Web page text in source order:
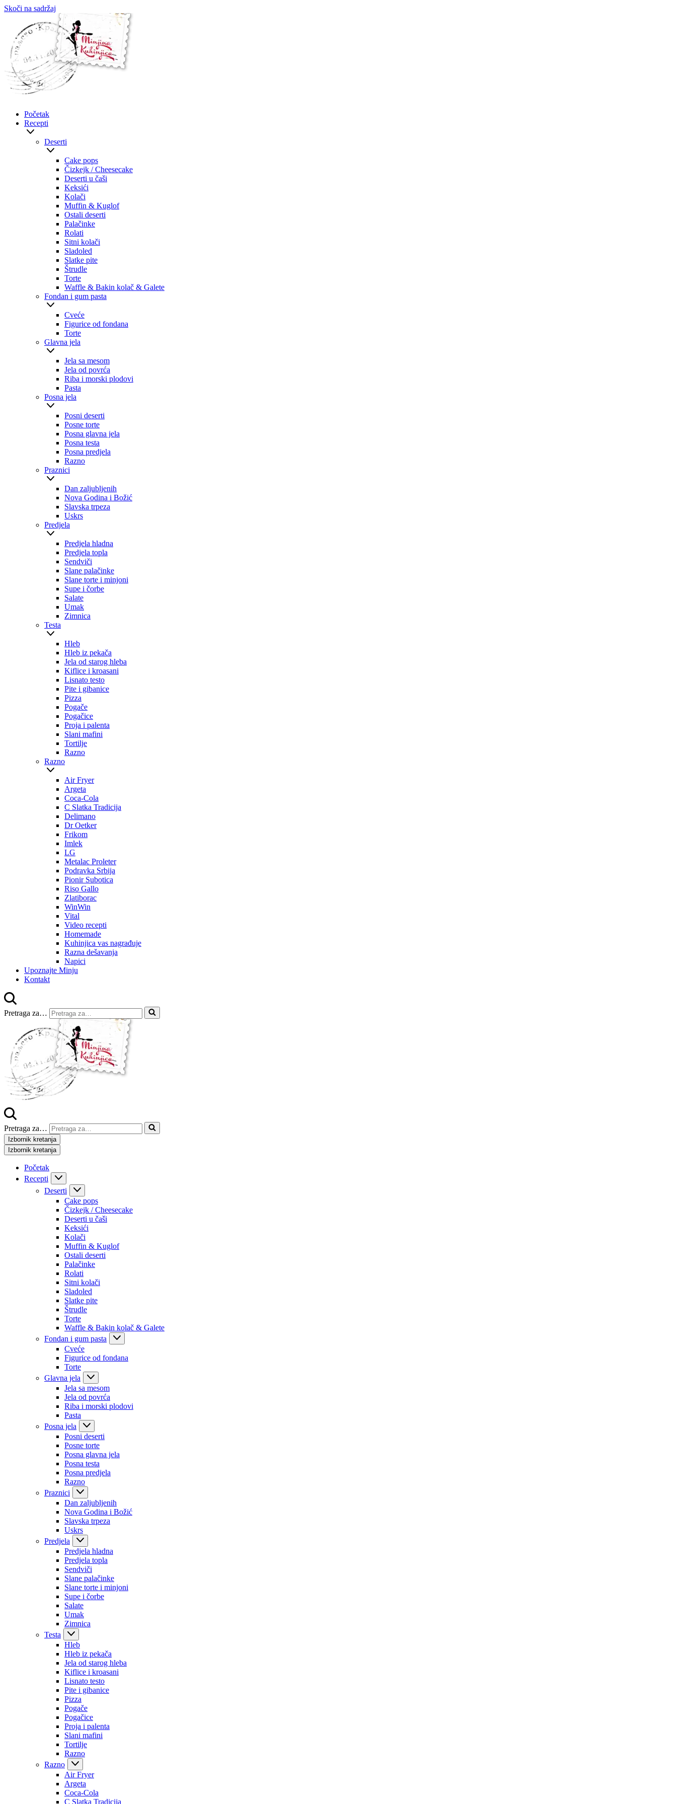
Skoči na sadržaj
Početak
Recepti
Deserti
Cake pops
Čizkejk / Cheesecake
Deserti u čaši
Keksići
Kolači
Muffin & Kuglof
Ostali deserti
Palačinke
Rolati
Sitni kolači
Sladoled
Slatke pite
Štrudle
Torte
Waffle & Bakin kolač & Galete
Fondan i gum pasta
Cveće
Figurice od fondana
Torte
Glavna jela
Jela sa mesom
Jela od povrća
Riba i morski plodovi
Pasta
Posna jela
Posni deserti
Posne torte
Posna glavna jela
Posna testa
Posna predjela
Razno
Praznici
Dan zaljubljenih
Nova Godina i Božić
Slavska trpeza
Uskrs
Predjela
Predjela hladna
Predjela topla
Sendviči
Slane palačinke
Slane torte i minjoni
Supe i čorbe
Salate
Umak
Zimnica
Testa
Hleb
Hleb iz pekača
Jela od starog hleba
Kiflice i kroasani
Lisnato testo
Pite i gibanice
Pizza
Pogače
Pogačice
Proja i palenta
Slani mafini
Tortilje
Razno
Razno
Air Fryer
Argeta
Coca-Cola
C Slatka Tradicija
Delimano
Dr Oetker
Frikom
Imlek
LG
Metalac Proleter
Podravka Srbija
Pionir Subotica
Riso Gallo
Zlatiborac
WinWin
Vital
Video recepti
Homemade
Kuhinjica vas nagrađuje
Razna dešavanja
Napici
Upoznajte Minju
Kontakt
Pretraga za…
Pretraga za…
Izbornik kretanja
Izbornik kretanja
Početak
Recepti
Deserti
Cake pops
Čizkejk / Cheesecake
Deserti u čaši
Keksići
Kolači
Muffin & Kuglof
Ostali deserti
Palačinke
Rolati
Sitni kolači
Sladoled
Slatke pite
Štrudle
Torte
Waffle & Bakin kolač & Galete
Fondan i gum pasta
Cveće
Figurice od fondana
Torte
Glavna jela
Jela sa mesom
Jela od povrća
Riba i morski plodovi
Pasta
Posna jela
Posni deserti
Posne torte
Posna glavna jela
Posna testa
Posna predjela
Razno
Praznici
Dan zaljubljenih
Nova Godina i Božić
Slavska trpeza
Uskrs
Predjela
Predjela hladna
Predjela topla
Sendviči
Slane palačinke
Slane torte i minjoni
Supe i čorbe
Salate
Umak
Zimnica
Testa
Hleb
Hleb iz pekača
Jela od starog hleba
Kiflice i kroasani
Lisnato testo
Pite i gibanice
Pizza
Pogače
Pogačice
Proja i palenta
Slani mafini
Tortilje
Razno
Razno
Air Fryer
Argeta
Coca-Cola
C Slatka Tradicija